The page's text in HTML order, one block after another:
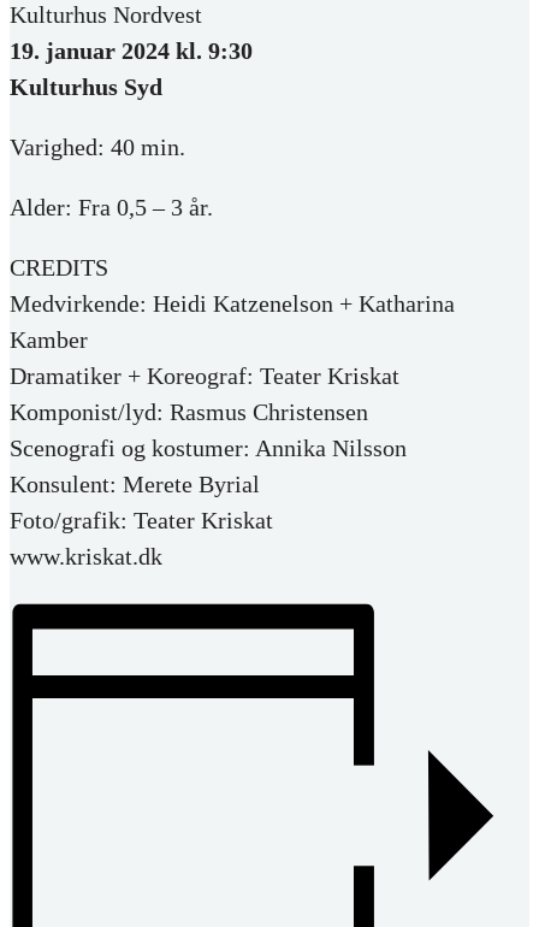
Kulturhus Nordvest
19. januar 2024 kl. 9:30
Kulturhus Syd
Varighed: 40 min.
Alder: Fra 0,5 – 3 år.
CREDITS
Medvirkende: Heidi Katzenelson + Katharina
Kamber
Dramatiker + Koreograf: Teater Kriskat
Komponist/lyd: Rasmus Christensen
Scenografi og kostumer: Annika Nilsson
Konsulent: Merete Byrial
Foto/grafik: Teater Kriskat
www.kriskat.dk